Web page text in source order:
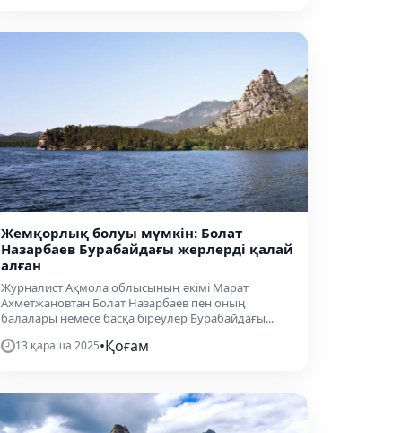
Жемқорлық болуы мүмкін: Болат
Назарбаев Бурабайдағы жерлерді қалай
алған
Журналист Ақмола облысының әкімі Марат
Ахметжановтан Болат Назарбаев пен оның
балалары немесе басқа біреулер Бурабайдағы...
13 қараша 2025•Қоғам